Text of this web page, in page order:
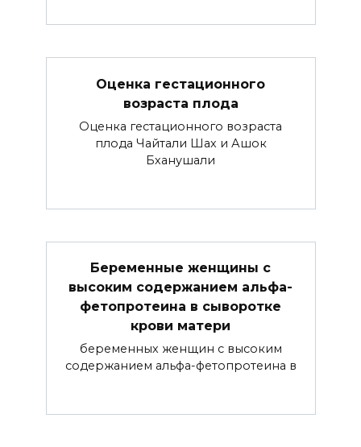
Оценка гестационного
возраста плода
Оценка гестационного возраста
плода Чайтали Шах и Ашок
Бханушали
Беременные женщины с
высоким содержанием альфа-
фетопротеина в сыворотке
крови матери
беременных женщин с высоким
содержанием альфа-фетопротеина в